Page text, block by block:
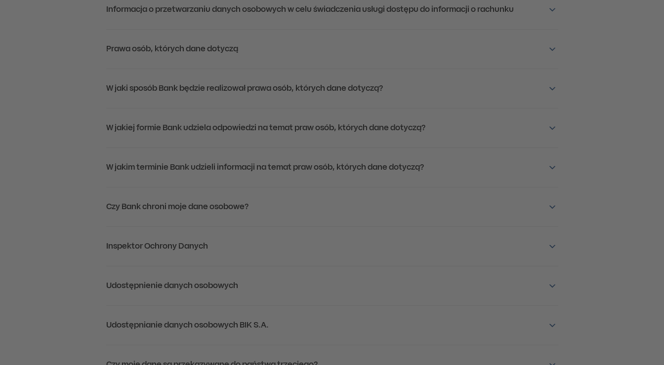
Informacja o przetwarzaniu danych osobowych w celu świadczenia usługi dostępu do informacji o rachunku
Prawa osób, których dane dotyczą
W jaki sposób Bank będzie realizował prawa osób, których dane dotyczą?
W jakiej formie Bank udziela odpowiedzi na temat praw osób, których dane dotyczą?
W jakim terminie Bank udzieli informacji na temat praw osób, których dane dotyczą?
Czy Bank chroni moje dane osobowe?
Inspektor Ochrony Danych
Udostępnienie danych osobowych
Udostępnianie danych osobowych BIK S.A.